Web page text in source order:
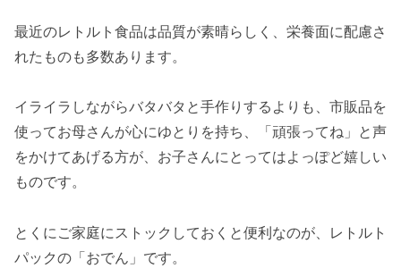
最近のレトルト食品は品質が素晴らしく、栄養面に配慮さ
れたものも多数あります。
イライラしながらバタバタと手作りするよりも、市販品を
使ってお母さんが心にゆとりを持ち、「頑張ってね」と声
をかけてあげる方が、お子さんにとってはよっぽど嬉しい
ものです。
とくにご家庭にストックしておくと便利なのが、レトルト
パックの「おでん」です。